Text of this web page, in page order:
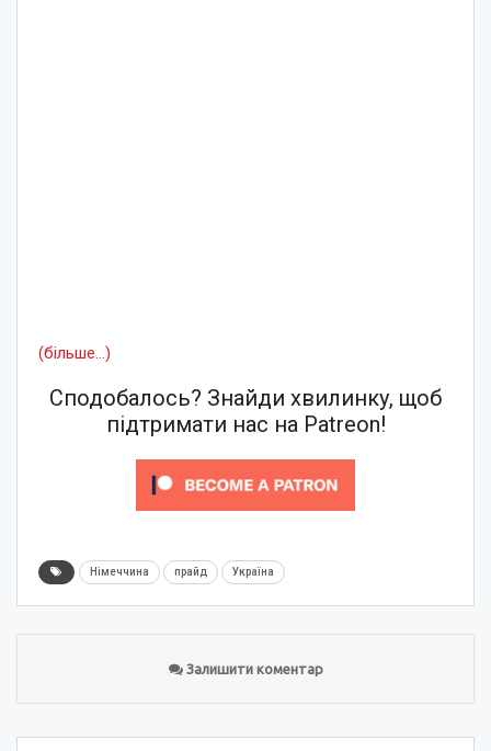
(більше…)
Сподобалось? Знайди хвилинку, щоб
підтримати нас на Patreon!
Німеччина прайд Україна
Залишити коментар